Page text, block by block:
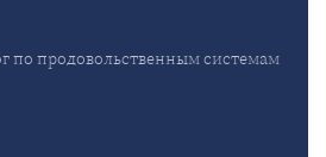
по продовольственным системам